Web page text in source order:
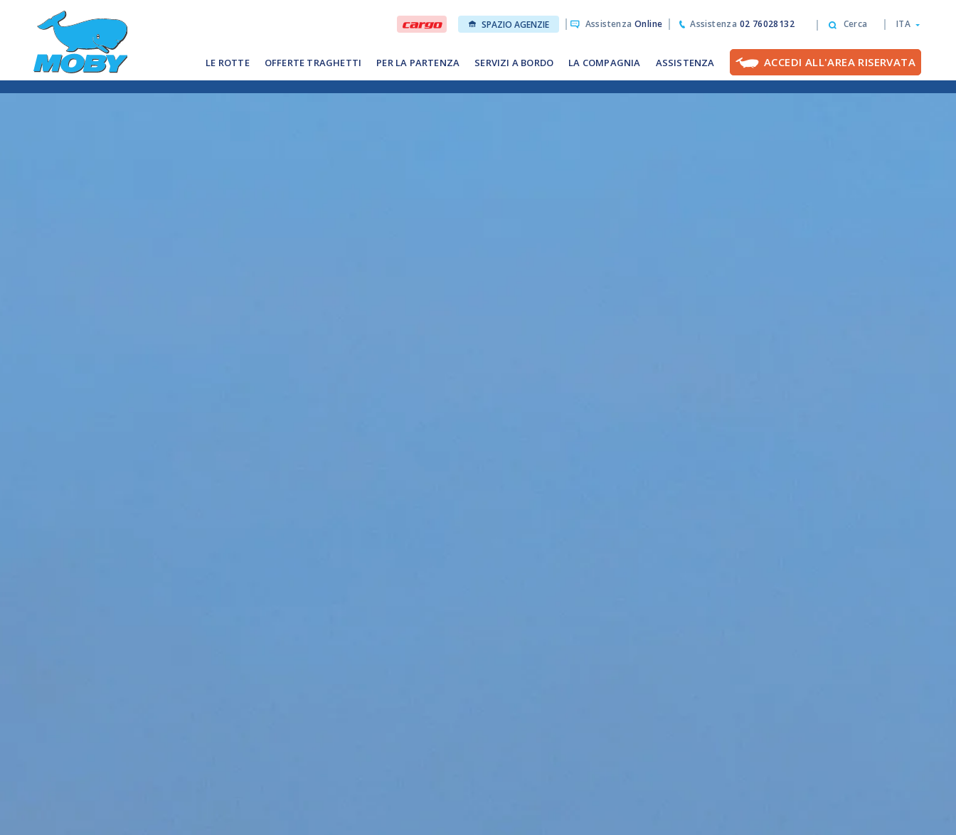
Cerca ITA
LE ROTTE OFFERTE TRAGHETTI PER LA PARTENZA SERVIZI A BORDO LA COMPAGNIA ASSISTENZA ACCEDI ALL'AREA RISERVATA
SPAZIO AGENZIE Assistenza Online Assistenza 02 76028132